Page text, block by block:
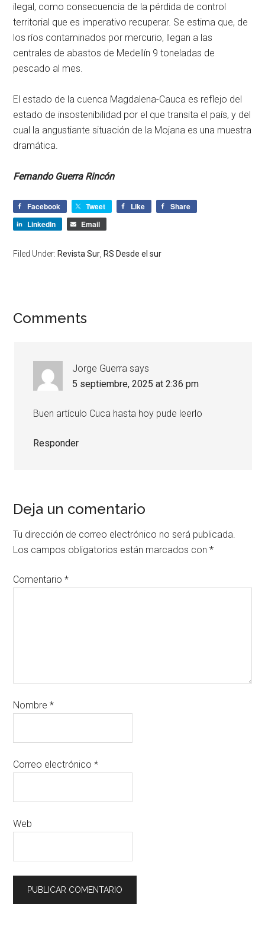
ilegal, como consecuencia de la pérdida de control
territorial que es imperativo recuperar. Se estima que, de
los ríos contaminados por mercurio, llegan a las
centrales de abastos de Medellín 9 toneladas de
pescado al mes.
El estado de la cuenca Magdalena-Cauca es reflejo del
estado de insostenibilidad por el que transita el país, y del
cual la angustiante situación de la Mojana es una muestra
dramática.
Fernando Guerra Rincón
Facebook Tweet Like
Share
LinkedIn
Email
Filed Under: Revista Sur, RS Desde el sur
Comments
Jorge Guerra says
5 septiembre, 2025 at 2:36 pm
Buen artículo Cuca hasta hoy pude leerlo
Responder
Deja un comentario
Tu dirección de correo electrónico no será publicada.
Los campos obligatorios están marcados con*
Comentario*
Nombre*
Correo electrónico*
Web